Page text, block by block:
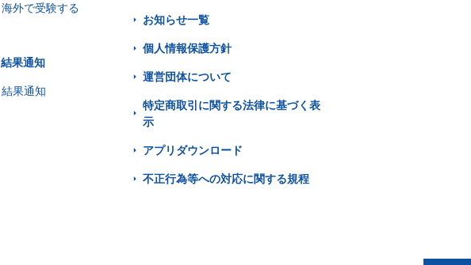
海外で受験する
結果通知
結果通知
お知らせ一覧
個人情報保護方針
運営団体について
特定商取引に関する法律に基づく表
示
アプリダウンロード
不正行為等への対応に関する規程